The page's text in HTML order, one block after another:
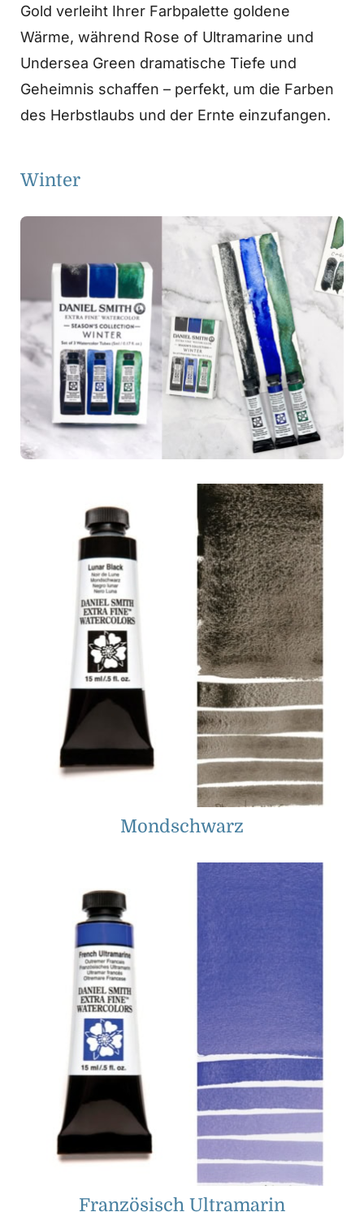
Gold verleiht Ihrer Farbpalette goldene
Wärme, während Rose of Ultramarine und
Undersea Green dramatische Tiefe und
Geheimnis schaffen – perfekt, um die Farben
des Herbstlaubs und der Ernte einzufangen.
Winter
Mondschwarz
Französisch Ultramarin